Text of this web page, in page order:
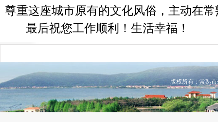
尊重这座城市原有的文化风俗，主动在
最后祝您工作顺利！生活幸福！
版权所有：常熟